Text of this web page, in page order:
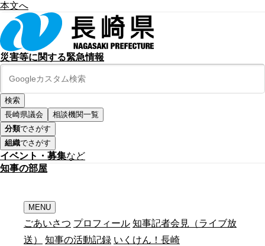
本文へ
災害等に関する緊急情報
長崎県議会
相談機関一覧
分類でさがす
組織でさがす
イベント・募集など
知事の部屋
MENU
ごあいさつ プロフィール 知事記者会見（ライブ放
送）
知事の活動記録 いくけん！長崎